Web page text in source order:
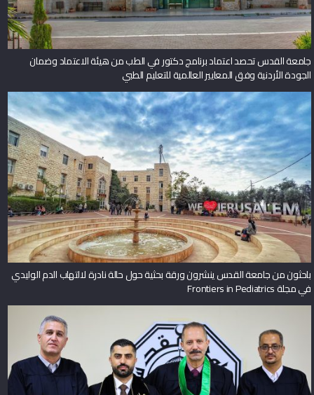
جامعة القدس تحصد اعتماد برنامج دكتور في الطب من هيئة الاعتماد وضمان
الجودة الأردنية وفق المعايير العالمية للتعليم الطبي
باحثون من جامعة القدس ينشرون ورقة بحثية حول حالة نادرة لالتهاب الدم الوليدي
في مجلة Frontiers in Pediatrics